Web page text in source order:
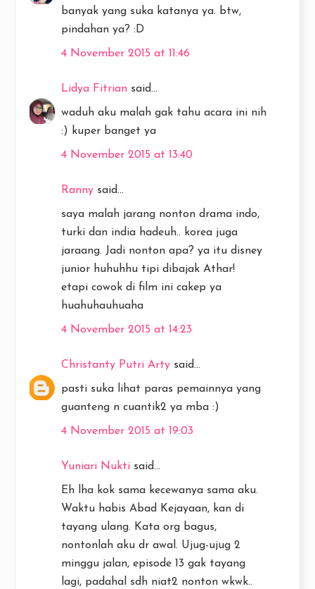
banyak yang suka katanya ya. btw,
pindahan ya? :D
4 November 2015 at 11:46
Lidya Fitrian said...
waduh aku malah gak tahu acara ini nih
:) kuper banget ya
4 November 2015 at 13:40
Ranny said...
saya malah jarang nonton drama indo,
turki dan india hadeuh.. korea juga
jaraang. Jadi nonton apa? ya itu disney
junior huhuhhu tipi dibajak Athar!
etapi cowok di film ini cakep ya
huahuhauhuaha
4 November 2015 at 14:23
Christanty Putri Arty said...
pasti suka lihat paras pemainnya yang
guanteng n cuantik2 ya mba :)
4 November 2015 at 19:03
Yuniari Nukti said...
Eh lha kok sama kecewanya sama aku.
Waktu habis Abad Kejayaan, kan di
tayang ulang. Kata org bagus,
nontonlah aku dr awal. Ujug-ujug 2
minggu jalan, episode 13 gak tayang
lagi, padahal sdh niat2 nonton wkwk..